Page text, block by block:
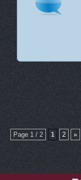
Page 1 / 2 1 2 »